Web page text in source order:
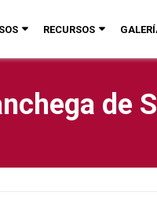
RECURSOS
de